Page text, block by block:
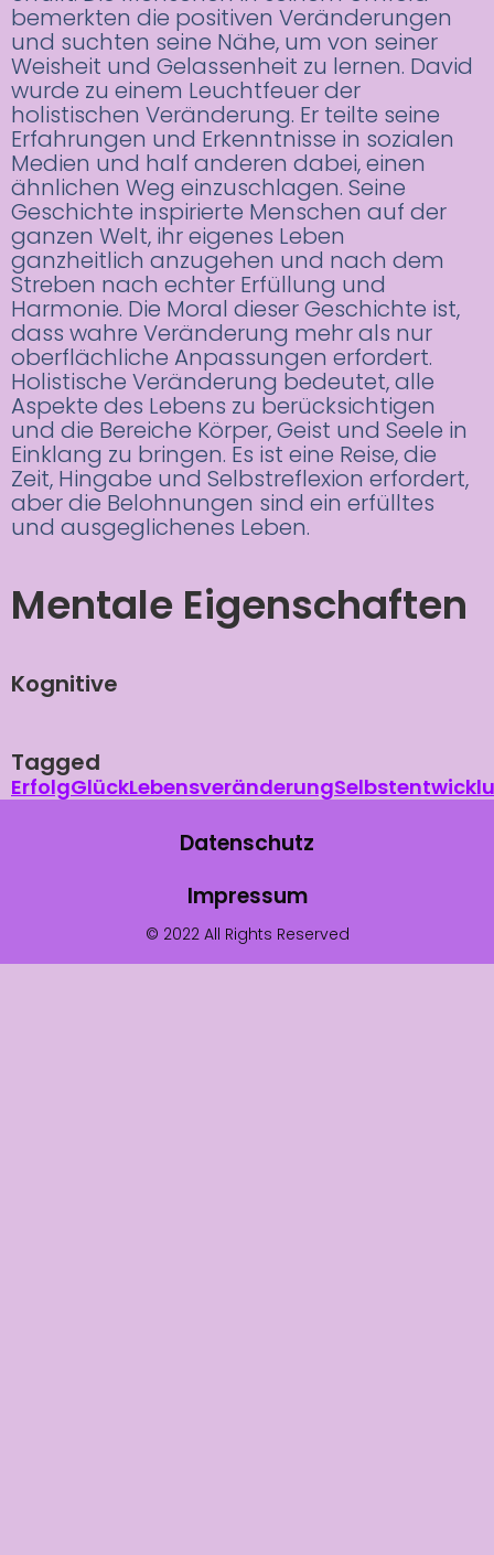
bemerkten die positiven Veränderungen
und suchten seine Nähe, um von seiner
Weisheit und Gelassenheit zu lernen. David
wurde zu einem Leuchtfeuer der
holistischen Veränderung. Er teilte seine
Erfahrungen und Erkenntnisse in sozialen
Medien und half anderen dabei, einen
ähnlichen Weg einzuschlagen. Seine
Geschichte inspirierte Menschen auf der
ganzen Welt, ihr eigenes Leben
ganzheitlich anzugehen und nach dem
Streben nach echter Erfüllung und
Harmonie. Die Moral dieser Geschichte ist,
dass wahre Veränderung mehr als nur
oberflächliche Anpassungen erfordert.
Holistische Veränderung bedeutet, alle
Aspekte des Lebens zu berücksichtigen
und die Bereiche Körper, Geist und Seele in
Einklang zu bringen. Es ist eine Reise, die
Zeit, Hingabe und Selbstreflexion erfordert,
aber die Belohnungen sind ein erfülltes
und ausgeglichenes Leben.
Mentale Eigenschaften
Kognitive
Tagged
ErfolgGlückLebensveränderung
Datenschutz
Impressum
© 2022 All Rights Reserved